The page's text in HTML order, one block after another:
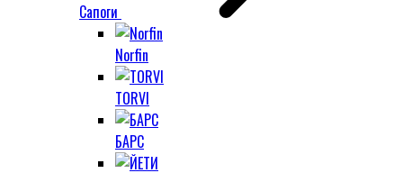
Сапоги
Norfin
TORVI
БАРС